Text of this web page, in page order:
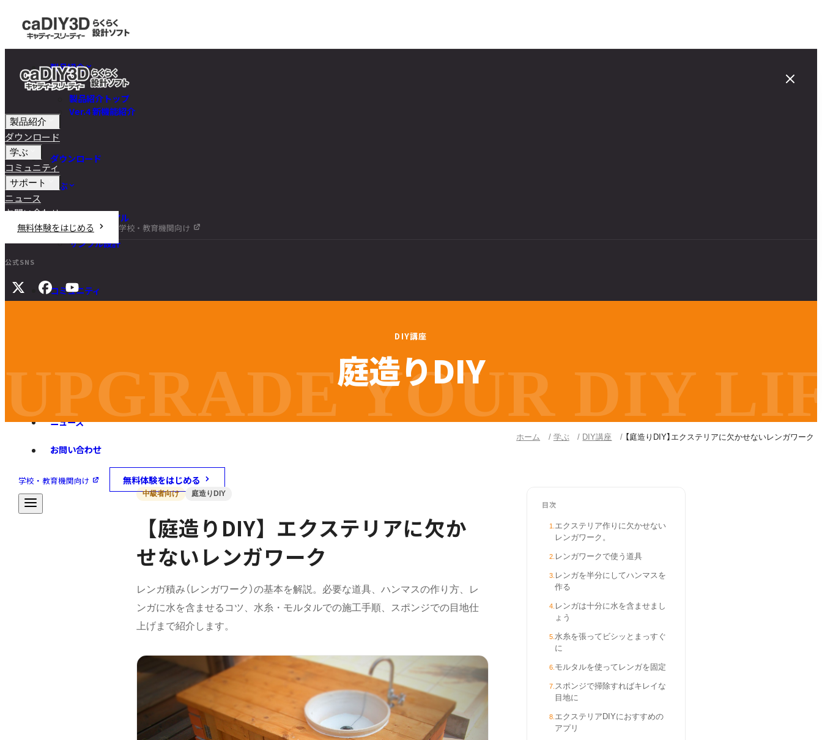
製品紹介
製品紹介トップ
Ver.4 新機能紹介
ダウンロード
学ぶ
チュートリアル
DIY講座
サンプル設計
コミュニティ
旧バージョンダウンロード
ニュース
お問い合わせ
学校・教育機関向け 無料体験をはじめる
製品紹介
ダウンロード
学ぶ
コミュニティ
サポート
ニュース
お問い合わせ
無料体験をはじめる
学校・教育機関向け
公式SNS
D IY講座
庭造りDIY
UPGRADE YOUR DIY
ホーム 学ぶ DIY講座 【庭造りDIY】エクステリアに欠かせないレンガワーク
中級者向け 庭造りDIY
【庭造りDIY】エクステリアに欠か
せないレンガワーク
レンガ積み（レンガワーク）の基本を解説。必要な道具、ハンマスの作り方、レ
ンガに水を含ませるコツ、水糸・モルタルでの施工手順、スポンジでの目地仕
上げまで紹介します。
目次
1 エクステリア作りに欠かせない
レンガワーク。
2. レンガワークで使う道具
3. レンガを半分にしてハンマスを
作る
4. レンガは十分に水を含ませまし
ょう
5. 水糸を張ってビシッとまっすぐ
に
6. モルタルを使ってレンガを固定
7. スポンジで掃除すればキレイな
目地に
8. エクステリアDIYにおすすめの
アプリ